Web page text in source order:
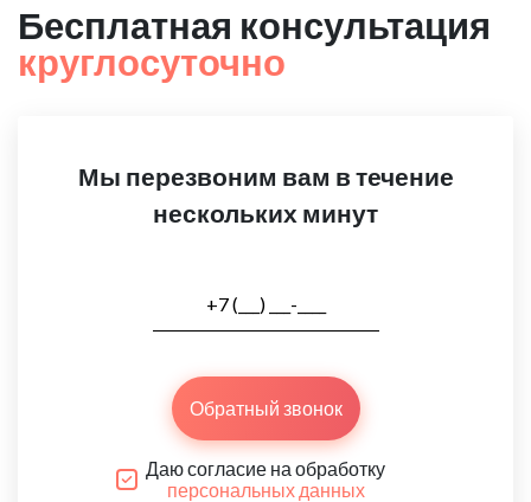
Бесплатная консультация
круглосуточно
Мы перезвоним вам в течение
нескольких минут
Обратный звонок
Даю согласие на обработку
персональных данных